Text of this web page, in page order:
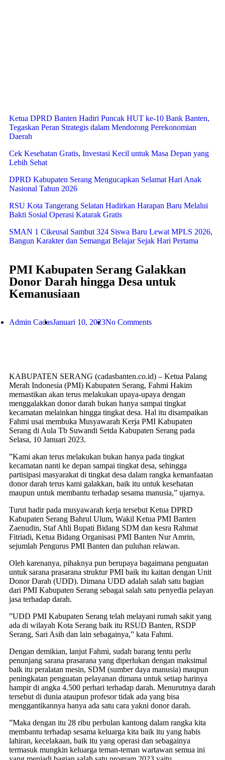
Ketua DPRD Banten Hadiri Puncak HUT ke-10 Bank Banten,
Tegaskan Peran Strategis dalam Mendorong Perekonomian
Daerah
Cek Kesehatan Gratis, Investasi Kecil untuk Masa Depan yang
Lebih Sehat
DPRD Kabupaten Serang Mengucapkan Selamat Hari Anak
Nasional Tahun 2026
RSU Kota Tangerang Selatan Hadirkan Harapan Baru Melalui
Bakti Sosial Operasi Katarak Gratis
SMAN 1 Cikeusal Sambut 324 Siswa Baru Lewat MPLS 2026,
Bangun Karakter dan Semangat Belajar Sejak Hari Pertama
PMI Kabupaten Serang Galakkan
Donor Darah hingga Desa untuk
Kemanusiaan
Admin CadasJanuari 10, 2023No Comments
KABUPATEN SERANG (cadasbanten.co.id) – Ketua Palang
Merah Indonesia (PMI) Kabupaten Serang, Fahmi Hakim
memastikan akan terus melakukan upaya-upaya dengan
menggalakkan donor darah bukan hanya sampai tingkat
kecamatan melainkan hingga tingkat desa. Hal itu disampaikan
Fahmi usai membuka Musyawarah Kerja PMI Kabupaten
Serang di Aula Tb Suwandi Setda Kabupaten Serang pada
Selasa, 10 Januari 2023.
”Kami akan terus melakukan bukan hanya pada tingkat
kecamatan nanti ke depan sampai tingkat desa, sehingga
partisipasi masyarakat di tingkat desa dalam rangka kemanfaatan
donor darah terus kami galakkan, baik itu untuk kesehatan
maupun untuk membantu terhadap sesama manusia,” ujarnya.
Turut hadir pada musyawarah kerja tersebut Ketua DPRD
Kabupaten Serang Bahrul Ulum, Wakil Ketua PMI Banten
Zaenudin, Staf Ahli Bupati Bidang SDM dan kesra Rahmat
Fitriadi, Ketua Bidang Organisasi PMI Banten Nur Amrin,
sejumlah Pengurus PMI Banten dan puluhan relawan.
Oleh karenanya, pihaknya pun berupaya bagaimana penguatan
untuk sarana prasarana struktur PMI baik itu kaitan dengan Unit
Donor Darah (UDD). Dimana UDD adalah salah satu bagian
dari PMI Kabupaten Serang sebagai salah satu penyedia pelayan
jasa terhadap darah.
”UDD PMI Kabupaten Serang telah melayani rumah sakit yang
ada di wilayah Kota Serang baik itu RSUD Banten, RSDP
Serang, Sari Asih dan lain sebagainya,” kata Fahmi.
Dengan demikian, lanjut Fahmi, sudah barang tentu perlu
penunjang sarana prasarana yang diperlukan dengan maksimal
baik itu peralatan mesin, SDM (sumber daya manusia) maupun
peningkatan penguatan pelayanan dimana untuk setiap harinya
hampir di angka 4.500 perhari terhadap darah. Menurutnya darah
tersebut di dunia ataupun profesor tidak ada yang bisa
menggantikannya hanya ada satu cara yakni donor darah.
”Maka dengan itu 28 ribu perbulan kantong dalam rangka kita
membantu terhadap sesama keluarga kita baik itu yang habis
lahiran, kecelakaan, baik itu yang operasi dan sebagainya
termasuk mungkin keluarga teman-teman wartawan semua ini